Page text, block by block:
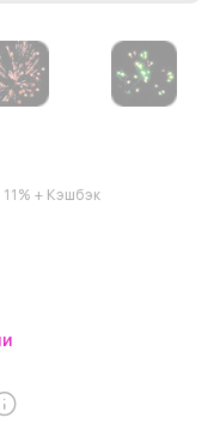
11% + Кэшбэк